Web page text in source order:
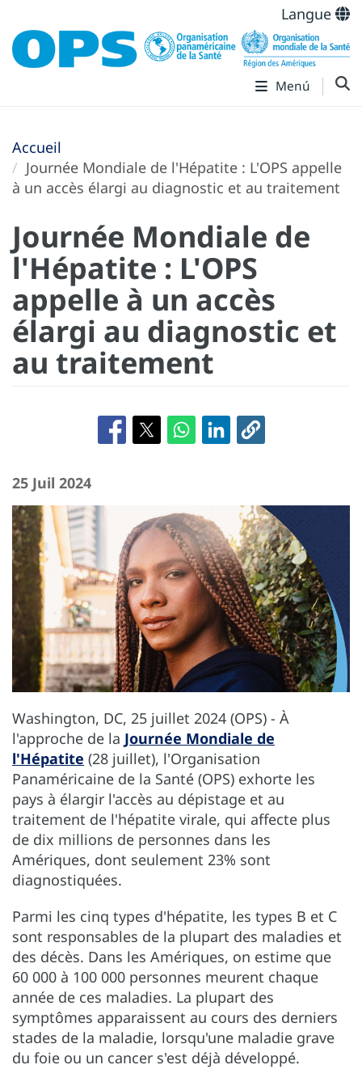
Langue
Menú
Accueil
Journée Mondiale de l'Hépatite : L'OPS appelle
à un accès élargi au diagnostic et au traitement
Journée Mondiale de
l'Hépatite : L'OPS
appelle à un accès
élargi au diagnostic et
au traitement
25 Juil 2024
Washington, DC, 25 juillet 2024 (OPS) - À
l'approche de la Journée Mondiale de
l'Hépatite (28 juillet), l'Organisation
Panaméricaine de la Santé (OPS) exhorte les
pays à élargir l'accès au dépistage et au
traitement de l'hépatite virale, qui affecte plus
de dix millions de personnes dans les
Amériques, dont seulement 23% sont
diagnostiquées.
Parmi les cinq types d'hépatite, les types B et C
sont responsables de la plupart des maladies et
des décès. Dans les Amériques, on estime que
60 000 à 100 000 personnes meurent chaque
année de ces maladies. La plupart des
symptômes apparaissent au cours des derniers
stades de la maladie, lorsqu'une maladie grave
du foie ou un cancer s'est déjà développé.